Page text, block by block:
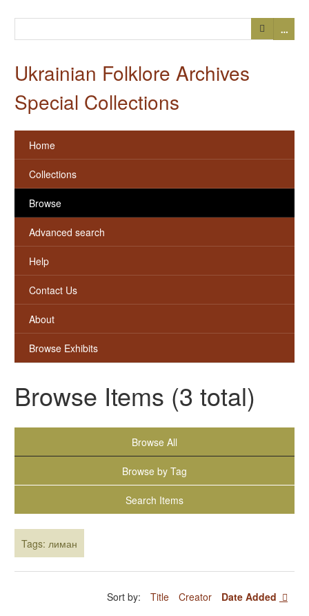
…
Ukrainian Folklore Archives
Special Collections
Home
Collections
Browse
Advanced search
Help
Contact Us
About
Browse Exhibits
Browse Items (3 total)
Browse All
Browse by Tag
Search Items
Tags: лиман
Sort by: Title Creator Date Added